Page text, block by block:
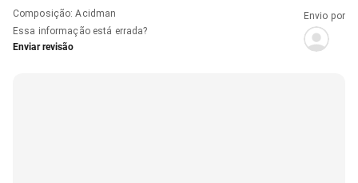
Composição:Acidman
Essa informação está errada?
Enviar revisão
Envio por